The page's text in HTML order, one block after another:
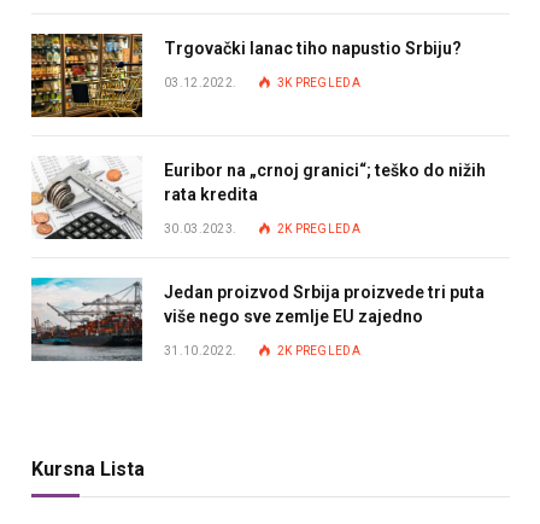
Trgovački lanac tiho napustio Srbiju?
03.12.2022. 3K PREGLEDA
Euribor na „crnoj granici“; teško do nižih
rata kredita
30.03.2023. 2K PREGLEDA
Jedan proizvod Srbija proizvede tri puta
više nego sve zemlje EU zajedno
31.10.2022. 2K PREGLEDA
Kursna Lista